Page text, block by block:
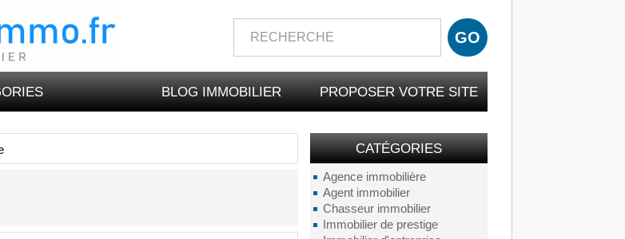
PROPOSER VOTRE SITE
BLOG IMMOBILIER
CATÉGORIES
Agence immobilière
Agent immobilier
Chasseur immobilier
Immobilier de prestige